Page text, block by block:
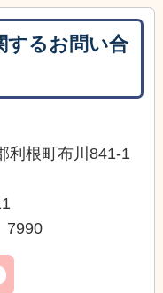
するお問い合
利根町布川841-1
7990